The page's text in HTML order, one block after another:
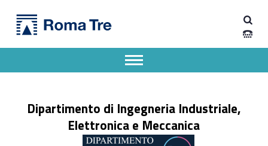
Verbali delle consultazioni con le parti interessate - Dipartimento di Ingegneria Industriale, Elettronica e Meccanica
Dipartimento di Ingegneria Industriale, Elettronica e Meccanica dell'Università degli Studi Roma Tre
Dipartimento di Ingegneria Industriale,
Elettronica e Meccanica
Apri il menu secondario
Header info sidebar